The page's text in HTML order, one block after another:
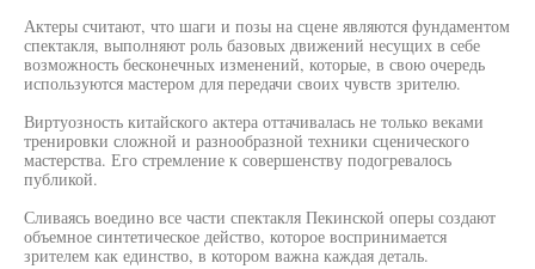
Актеры считают, что шаги и позы на сцене являются фундаментом
спектакля, выполняют роль базовых движений несущих в себе
возможность бесконечных изменений, которые, в свою очередь
используются мастером для передачи своих чувств зрителю.
Виртуозность китайского актера оттачивалась не только веками
тренировки сложной и разнообразной техники сценического
мастерства. Его стремление к совершенству подогревалось
публикой.
Сливаясь воедино все части спектакля Пекинской оперы создают
объемное синтетическое действо, которое воспринимается
зрителем как единство, в котором важна каждая деталь.